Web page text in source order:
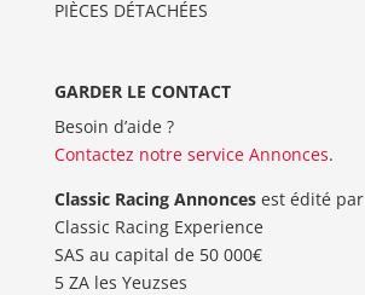
PIÈCES DÉTACHÉES
GARDER LE CONTACT
Besoin d’aide ?
Contactez notre service Annonces.
Classic Racing Annoncesest édité par
Classic Racing Experience
SAS au capital de 50 000€
5 ZA les Yeuzses